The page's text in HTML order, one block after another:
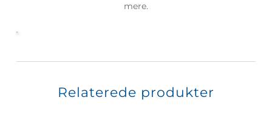
mere.
Relaterede produkter